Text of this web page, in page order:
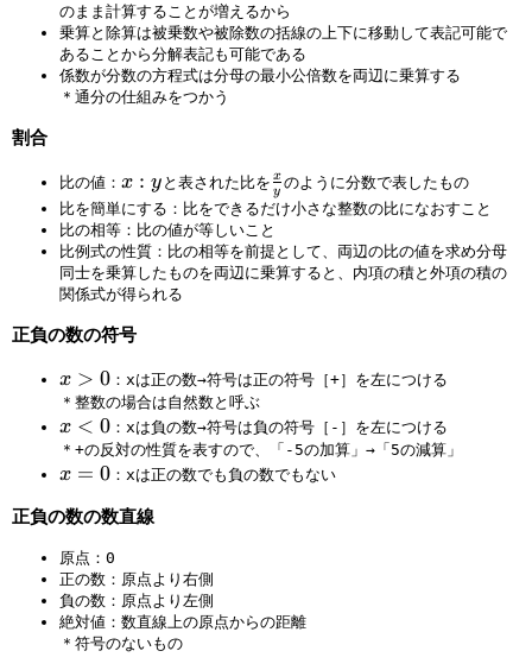
のまま計算することが増えるから
乗算と除算は被乗数や被除数の括線の上下に移動して表記可能で
あることから分解表記も可能である
係数が分数の方程式は分母の最小公倍数を両辺に乗算する
＊通分の仕組みをつかう
割合
比の値：x
:
y
x : y と表された比を \
f
r
a
c
y
xのように分数で表したもの
比を簡単にする：比をできるだけ小さな整数の比になおすこと
比の相等：比の値が等しいこと
比例式の性質：比の相等を前提として、両辺の比の値を求め分母
同士を乗算したものを両辺に乗算すると、内項の積と外項の積の
関係式が得られる
正負の数の符号
x
>
0
x > 0：xは正の数→符号は正の符号［+］を左につける
＊整数の場合は自然数と呼ぶ
x
<
0
x < 0：xは負の数→符号は負の符号［-］を左につける
＊+の反対の性質を表すので、「-5の加算」→「5の減算」
x
0
x = 0：xは正の数でも負の数でもない
正負の数の数直線
原点：0
正の数：原点より右側
負の数：原点より左側
絶対値：数直線上の原点からの距離
＊符号のないもの